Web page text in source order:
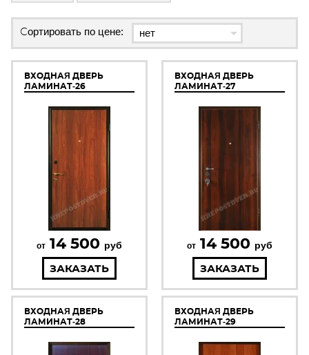
Сортировать по цене:
ВХОДНАЯ ДВЕРЬ
ЛАМИНАТ-26
от 14 500 руб
ЗАКАЗАТЬ
ВХОДНАЯ ДВЕРЬ
ЛАМИНАТ-27
от 14 500 руб
ЗАКАЗАТЬ
ВХОДНАЯ ДВЕРЬ
ЛАМИНАТ-28
ВХОДНАЯ ДВЕРЬ
ЛАМИНАТ-29